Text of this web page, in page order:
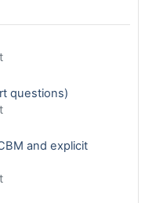
questions)
and explicit